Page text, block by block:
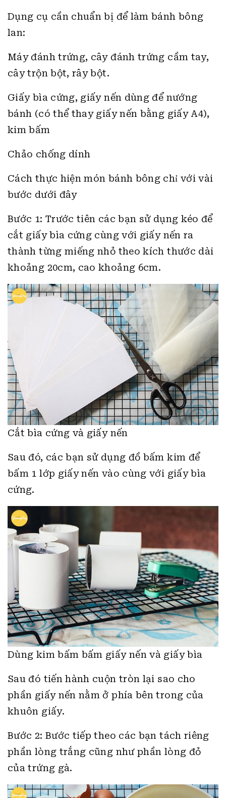
Dụng cụ cần chuẩn bị để làm bánh bông
lan:
Máy đánh trứng, cây đánh trứng cầm tay,
cây trộn bột, rây bột.
Giấy bìa cứng, giấy nến dùng để nướng
bánh (có thể thay giấy nến bằng giấy A4),
kim bấm
Chảo chống dính
Cách thực hiện món bánh bông chỉ với vài
bước dưới đây
Bước 1: Trước tiên các bạn sử dụng kéo để
cắt giấy bìa cứng cùng với giấy nến ra
thành từng miếng nhỏ theo kích thước dài
khoảng 20cm, cao khoảng 6cm.
Cắt bìa cứng và giấy nến
Sau đó, các bạn sử dụng đồ bấm kim để
bấm 1 lớp giấy nến vào cùng với giấy bìa
cứng.
Dùng kim bấm bấm giấy nến và giấy bìa
Sau đó tiến hành cuộn tròn lại sao cho
phần giấy nến nằm ở phía bên trong của
khuôn giấy.
Bước 2: Bước tiếp theo các bạn tách riêng
phần lòng trắng cũng như phần lòng đỏ
của trứng gà.